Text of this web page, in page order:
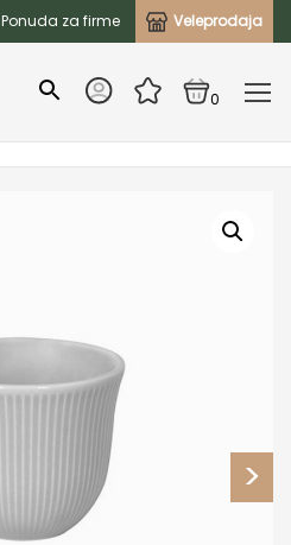
Ponuda za firme Veleprodaja
0